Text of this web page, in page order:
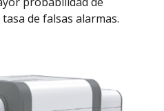
de falsas alarmas.